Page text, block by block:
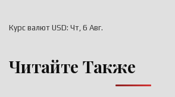
Курс валют USD: Чт, 6 Авг.
Читайте Также